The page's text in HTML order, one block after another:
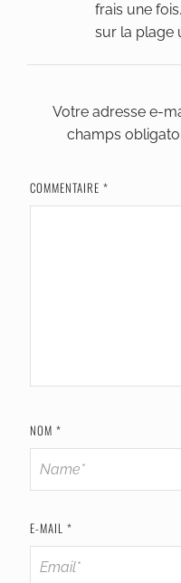
frais une
sur la plage
Votre adresse e-
champs
COMMENTAIRE *
NOM *
E-MAIL *